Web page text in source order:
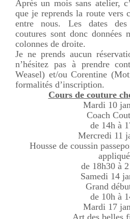
Après un mois sans atelier,
que je reprends la route vers
entre nous. Les dates
coutures sont donc données
colonnes de droite.
Je ne prends aucun
n’hésitez pas à prendre
Weasel) et/ou Corentine
formalités d’inscription.
Cours de couture
Mardi 10
Coach
de 14h à
Mercredi 11
Housse de coussin
appliqué
de 18h30 à
Samedi 14
Grand
de 10h à
Mardi 17
Art des belles